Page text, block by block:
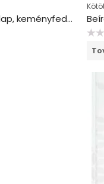
Beíró, A4, kockás, 80 lap, keményfedeles, LEITZ “Wow”, kék